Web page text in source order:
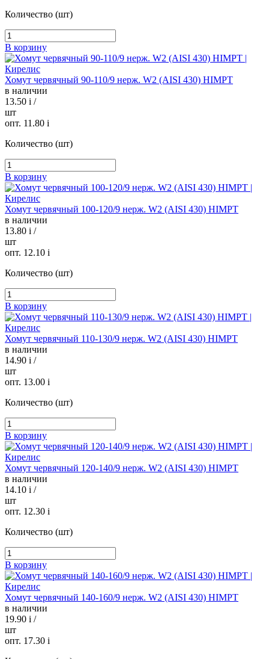
Количество (шт)
В корзину
Хомут червячный 90-110/9 нерж. W2 (AISI 430) HIMPT
в наличии
13.50 i /
шт
опт. 11.80 i
Количество (шт)
В корзину
Хомут червячный 100-120/9 нерж. W2 (AISI 430) HIMPT
в наличии
13.80 i /
шт
опт. 12.10 i
Количество (шт)
В корзину
Хомут червячный 110-130/9 нерж. W2 (AISI 430) HIMPT
в наличии
14.90 i /
шт
опт. 13.00 i
Количество (шт)
В корзину
Хомут червячный 120-140/9 нерж. W2 (AISI 430) HIMPT
в наличии
14.10 i /
шт
опт. 12.30 i
Количество (шт)
В корзину
Хомут червячный 140-160/9 нерж. W2 (AISI 430) HIMPT
в наличии
19.90 i /
шт
опт. 17.30 i